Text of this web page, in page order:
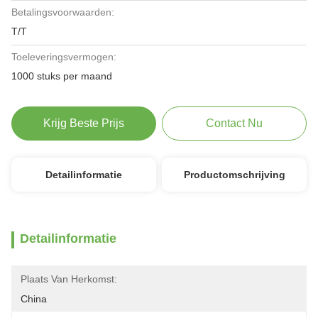
Betalingsvoorwaarden:
T/T
Toeleveringsvermogen:
1000 stuks per maand
Krijg Beste Prijs Contact Nu
Detailinformatie Productomschrijving
Detailinformatie
Plaats Van Herkomst:
China